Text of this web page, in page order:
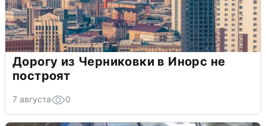
Дорогу из Черниковки в Инорс не
построят
7 августа 0